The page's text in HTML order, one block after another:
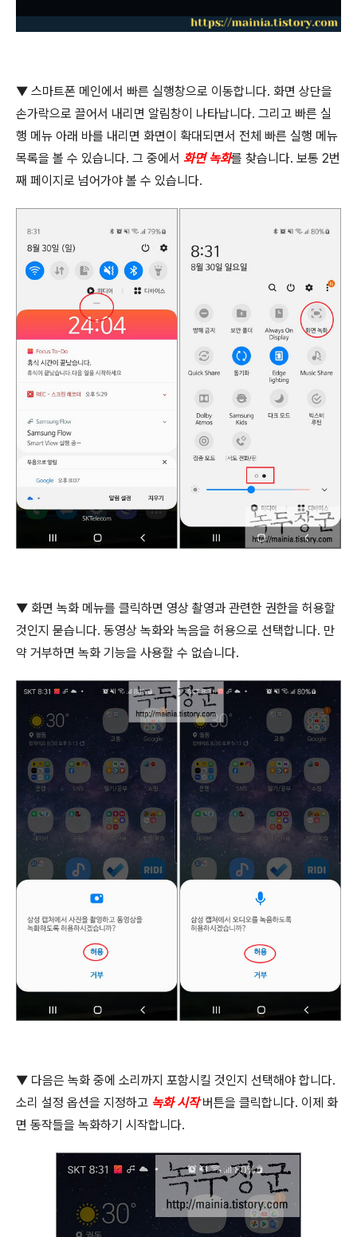
▼ 스마트폰 메인에서 빠른 실행창으로 이동합니다. 화면 상단을
손가락으로 끌어서 내리면 알림창이 나타납니다. 그리고 빠른 실
행 메뉴 아래 바를 내리면 화면이 확대되면서 전체 빠른 실행 메뉴
목록을 볼 수 있습니다. 그 중에서 화면 녹화를 찾습니다. 보통 2번
째 페이지로 넘어가야 볼 수 있습니다.
▼ 화면 녹화 메뉴를 클릭하면 영상 촬영과 관련한 권한을 허용할
것인지 묻습니다. 동영상 녹화와 녹음을 허용으로 선택합니다. 만
약 거부하면 녹화 기능을 사용할 수 없습니다.
▼ 다음은 녹화 중에 소리까지 포함시킬 것인지 선택해야 합니다.
소리 설정 옵션을 지정하고 녹화 시작 버튼을 클릭합니다. 이제 화
면 동작들을 녹화하기 시작합니다.